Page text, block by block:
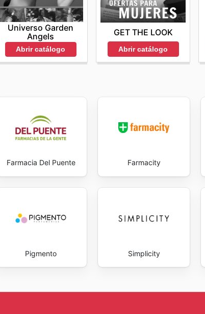
Universo Garden
Angels
Abrir catálogo
GET THE LOOK
Abrir catálogo
Farmacia Del Puente Farmacity
Pigmento Simplicity